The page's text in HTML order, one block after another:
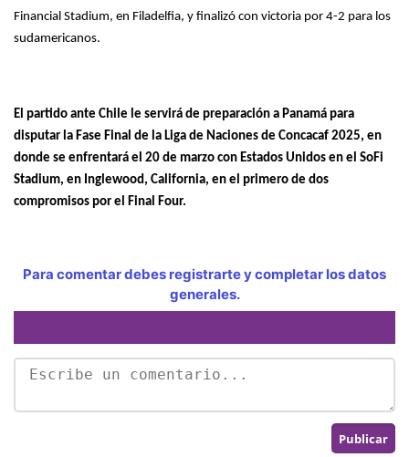
Financial Stadium, en Filadelfia, y finalizó con victoria por 4-2 para los
sudamericanos.
El partido ante Chile le servirá de preparación a Panamá para
disputar la Fase Final de la Liga de Naciones de Concacaf 2025, en
donde se enfrentará el 20 de marzo con Estados Unidos en el SoFi
Stadium, en Inglewood, California, en el primero de dos
compromisos por el Final Four.
Para comentar debes registrarte y completar los datos
generales.